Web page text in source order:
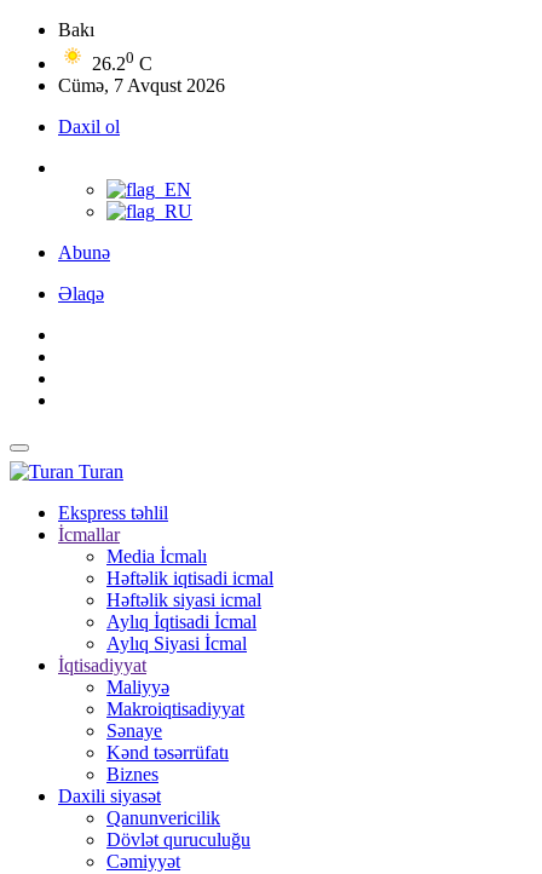
Bakı
26.20 C
Cümə, 7 Avqust 2026
Daxil ol
Abunə
Əlaqə
Turan
Ekspress təhlil
İcmallar
Media İcmalı
Həftəlik iqtisadi icmal
Həftəlik siyasi icmal
Aylıq İqtisadi İcmal
Aylıq Siyasi İcmal
İqtisadiyyat
Maliyyə
Makroiqtisadiyyat
Sənaye
Kənd təsərrüfatı
Biznes
Daxili siyasət
Qanunvericilik
Dövlət quruculuğu
Cəmiyyət